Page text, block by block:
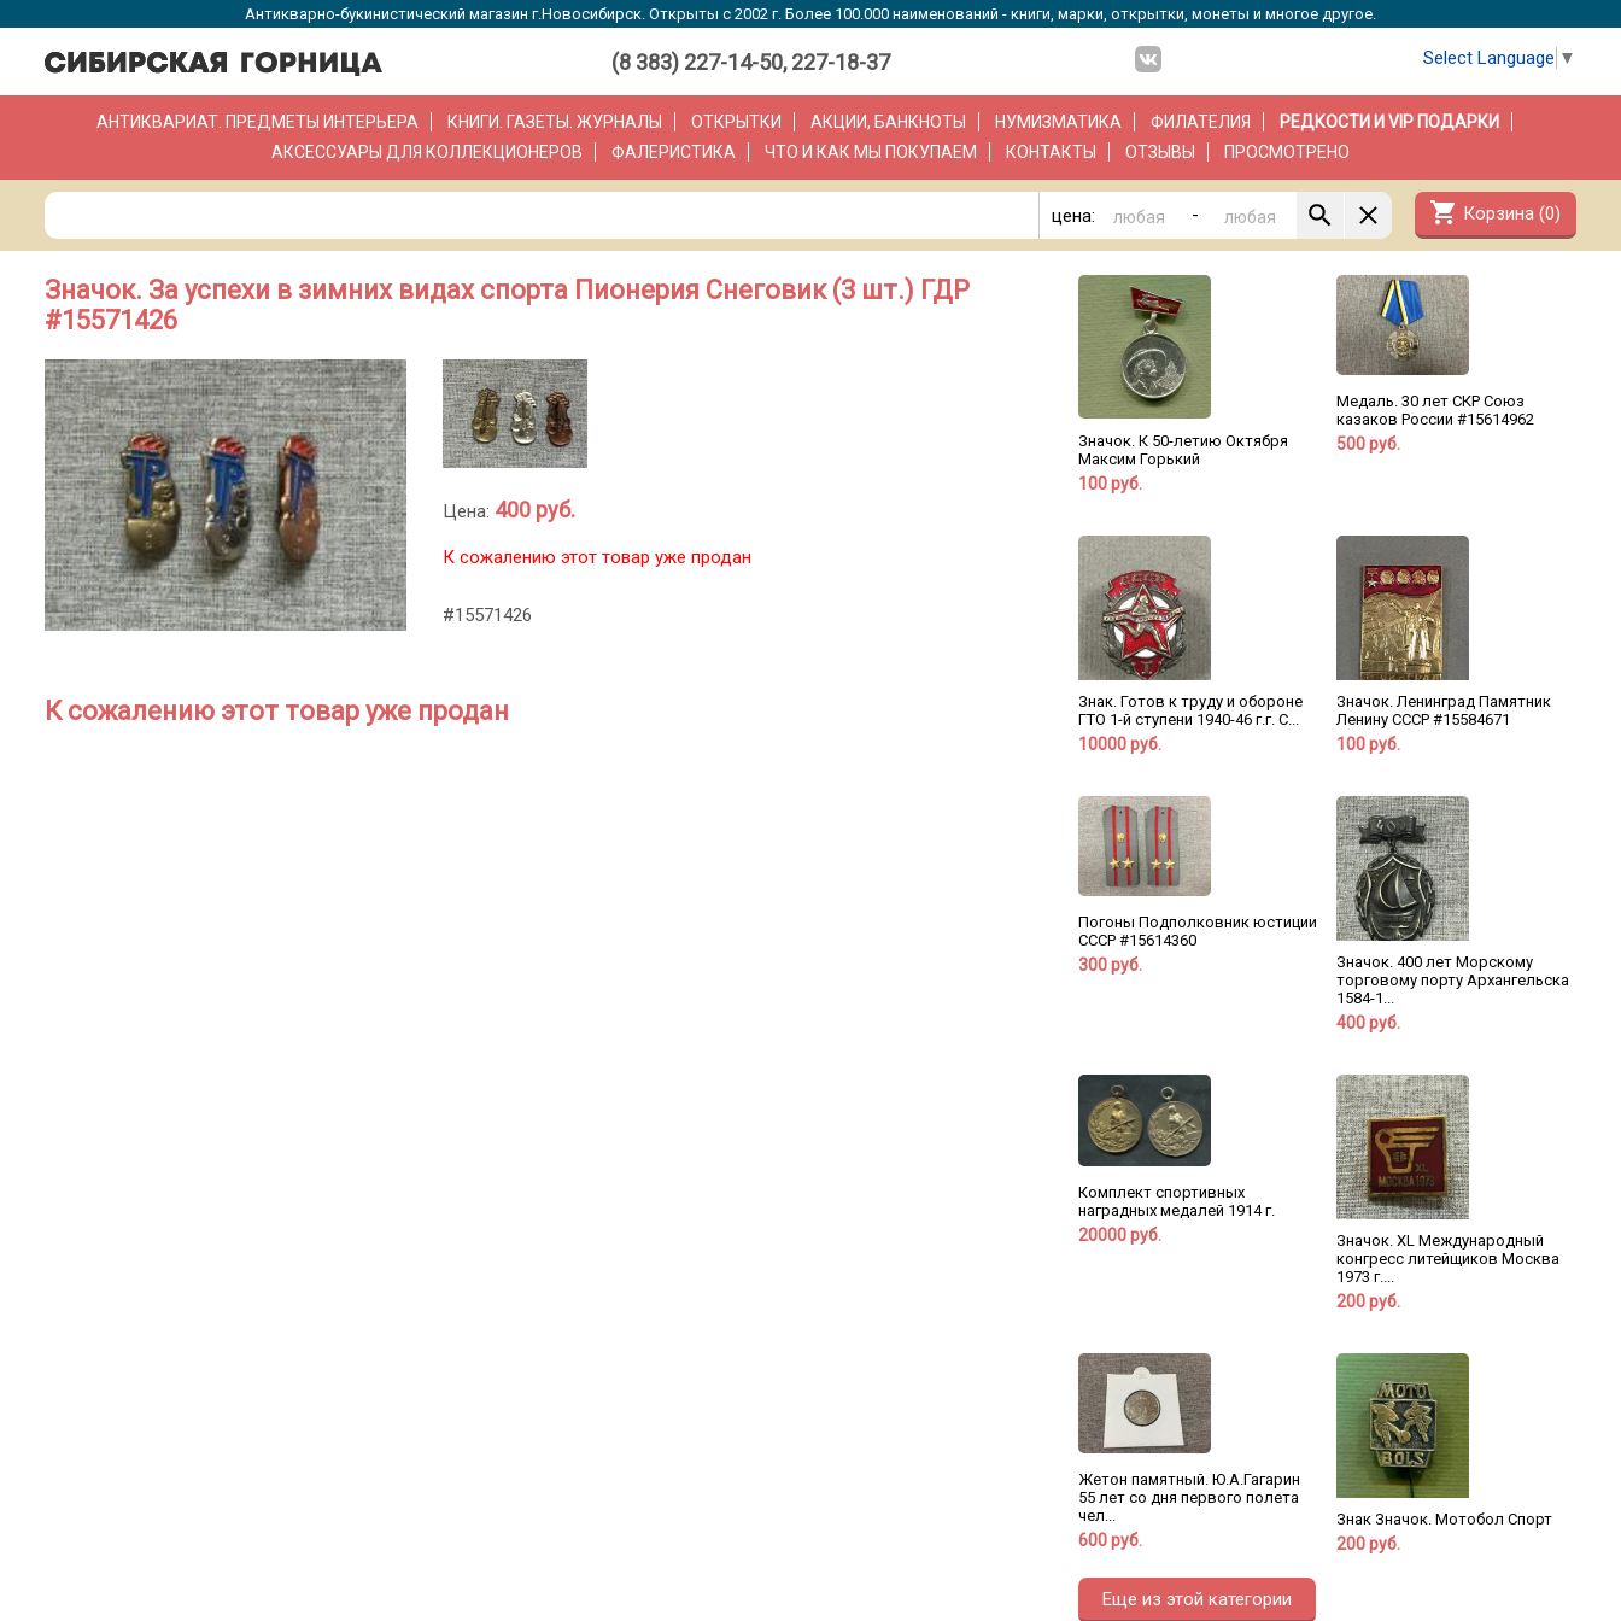
Антикварно-букинистический магазин г.Новосибирск. Открыты с 2002 г. Более 100.000 наименований - книги, марки, открытки, монеты и многое другое.
(8 383) 227-14-50, 227-18-37 Select Language ▼
АНТИКВАРИАТ. ПРЕДМЕТЫ ИНТЕРЬЕРА КНИГИ. ГАЗЕТЫ. ЖУРНАЛЫ ОТКРЫТКИ АКЦИИ, БАНКНОТЫ НУМИЗМАТИКА ФИЛАТЕЛИЯ
РЕДКОСТИ И VIP ПОДАРКИ
АКСЕССУАРЫ ДЛЯ КОЛЛЕКЦИОНЕРОВ
ФАЛЕРИСТИКА ЧТО И КАК МЫ ПОКУПАЕМ КОНТАКТЫ ОТЗЫВЫ ПРОСМОТРЕНО
цена: - shopping_cart Корзина (0)
Значок. За успехи в зимних видах спорта Пионерия Снеговик (3 шт.) ГДР
#15571426
Цена: 400 руб.
К сожалению этот товар уже продан
#15571426
К сожалению этот товар уже продан
Значок. К 50-летию Октября
Максим Горький
100 руб.
Медаль. 30 лет СКР Союз
казаков России #15614962
500 руб.
Знак. Готов к труду и обороне
ГТО 1-й ступени 1940-46 г.г. С...
10000 руб.
Значок. Ленинград Памятник
Ленину СССР #15584671
100 руб.
Погоны Подполковник юстиции
СССР #15614360
300 руб.
Значок. 400 лет Морскому
торговому порту Архангельска
1584-1...
400 руб.
Комплект спортивных
наградных медалей 1914 г.
20000 руб.
Значок. XL Международный
конгресс литейщиков Москва
1973 г....
200 руб.
Жетон памятный. Ю.А.Гагарин
55 лет со дня первого полета
чел...
600 руб.
Знак Значок. Мотобол Спорт
200 руб.
Еще из этой категории